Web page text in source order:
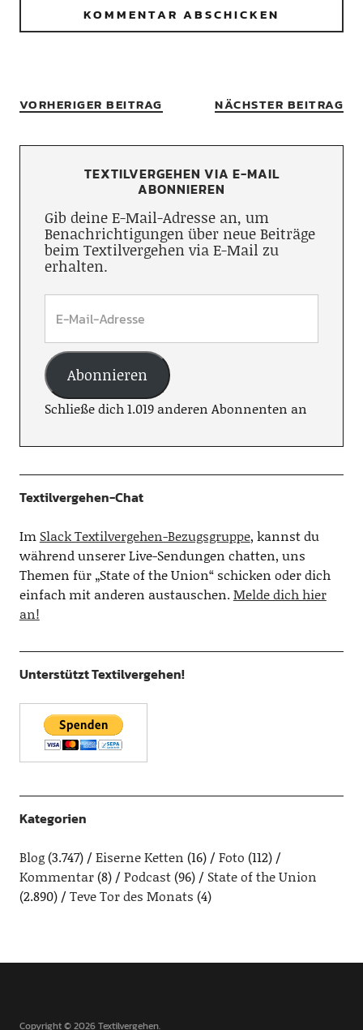
VORHERIGER BEITRAG NÄCHSTER BEITRAG
TEXTILVERGEHEN VIA E-MAIL
ABONNIEREN
Gib deine E-Mail-Adresse an, um
Benachrichtigungen über neue Beiträge
beim Textilvergehen via E-Mail zu
erhalten.
Abonnieren
Schließe dich 1.019 anderen Abonnenten an
Textilvergehen-Chat
Im Slack Textilvergehen-Bezugsgruppe, kannst du
während unserer Live-Sendungen chatten, uns
Themen für „State of the Union“ schicken oder dich
einfach mit anderen austauschen.Melde dich hier
an!
Unterstützt Textilvergehen!
Kategorien
Blog(3.747) Eiserne Ketten (16) Foto (112)
Kommentar(8) Podcast(96)
State of the Union
(2.890)
Teve Tor des Monats (4)
Copyright © 2026 Textilvergehen